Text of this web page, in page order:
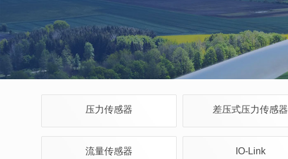
压力传感器 差压式压力传感器
流量传感器 IO-Link